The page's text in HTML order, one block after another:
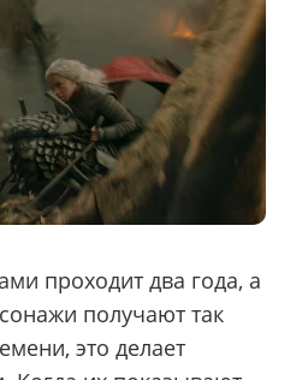
проходит два года, а
получают так
это делает